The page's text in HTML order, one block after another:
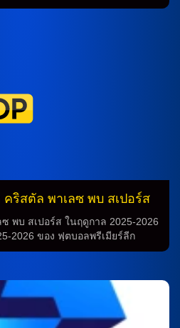
กับเจนัวในครั้งหนึ่งของการแข่งขัน
ยภาพในการทำประตูได้ ทีมเจนัว
ค่อยมีโชคดีในเกมล่าสุด เมื่อพ่ายแพ้
ลาน 1-2 โดยติดเกมที่แพ้ต่อเนื่อง
ในการชนะ เราจึงคาดการณ์ว่าน่า
ส์ระหว่างทั้งสอง ดังนั้น การทำนาย
ดูบอลสดและวิเคราะห์ฟุตบอลอย่าง
พยากรณ์ผลลัพธ์ของเกมนี้ได้ใกล้
นะในเกมระหว่างโรม่ากับเจนัว
จะเป็นจริงหรือไม่ วิเคราะห์บอล
ะชนะหรือเสมอ แต่ยังต้องพิจารณา
นะของนักเตะในทีม การฝึกซ้อม
รือเสมอเป็นต้น การวิเคราะห์บอล
ย แต่มีการศึกษาและวิเคราะห์
ริสตัล พาเลซ พบ สเปอร์ส
พบ สเปอร์ส ในฤดูกาล 2025-2026
2026 ของ ฟุตบอลพรีเมียร์ลีก
ดอันดับ 1 ในตารางการจัดอันดับ
น. ทำนายการทำนาย: คู่ต่อสู้
สเปอร์ส เป็นการแข่งขันที่มีความ
มเป็นทีมที่มีความแข็งแกรงและมี
ย่างสูง โดยคู่นี้เคยพบกันใน 5 นัด